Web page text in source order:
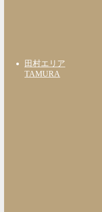
田村エリア
TAMURA